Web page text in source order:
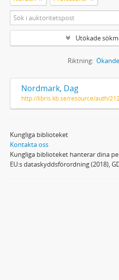
Utökade
Riktning: Ökande
Nordmark, Dag
http://libris.kb.se/resource/auth/
Kungliga biblioteket
Kontakta oss
Kungliga biblioteket hanterar dina
EU:s dataskyddsförordning (2018),